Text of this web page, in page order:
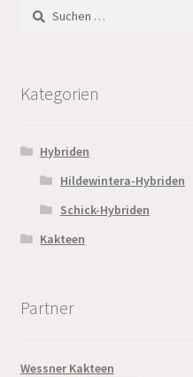
Suchen
nach:
Kategorien
Hybriden
Hildewintera-Hybriden
Schick-Hybriden
Kakteen
Partner
Wessner Kakteen